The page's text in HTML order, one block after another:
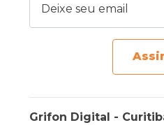
Grifon Digital -